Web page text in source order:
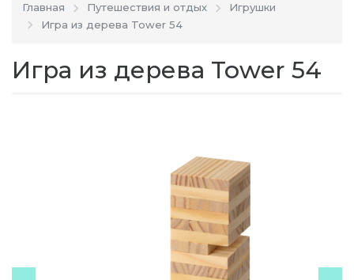
Главная Путешествия и отдых
Игрушки
Игра из дерева Tower 54
Игра из дерева Tower 54